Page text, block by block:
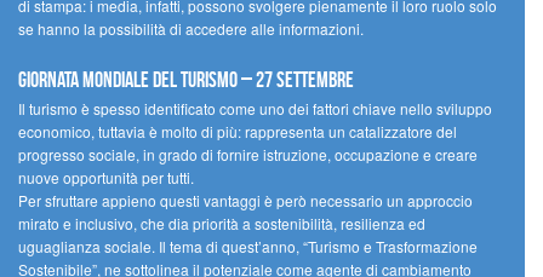
di stampa: i media, infatti, possono svolgere pienamente il loro ruolo solo
se hanno la possibilità di accedere alle informazioni.
Giornata mondiale del turismo – 27 settembre
Il turismo è spesso identificato come uno dei fattori chiave nello sviluppo
economico, tuttavia è molto di più: rappresenta un catalizzatore del
progresso sociale, in grado di fornire istruzione, occupazione e creare
nuove opportunità per tutti.
Per sfruttare appieno questi vantaggi è però necessario un approccio
mirato e inclusivo, che dia priorità a sostenibilità, resilienza ed
uguaglianza sociale. Il tema di quest’anno, “Turismo e Trasformazione
Sostenibile”, ne sottolinea il potenziale come agente di cambiamento